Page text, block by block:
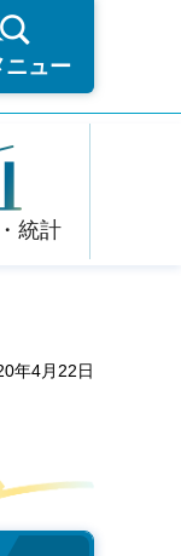
ニュー
統計
年4月22日